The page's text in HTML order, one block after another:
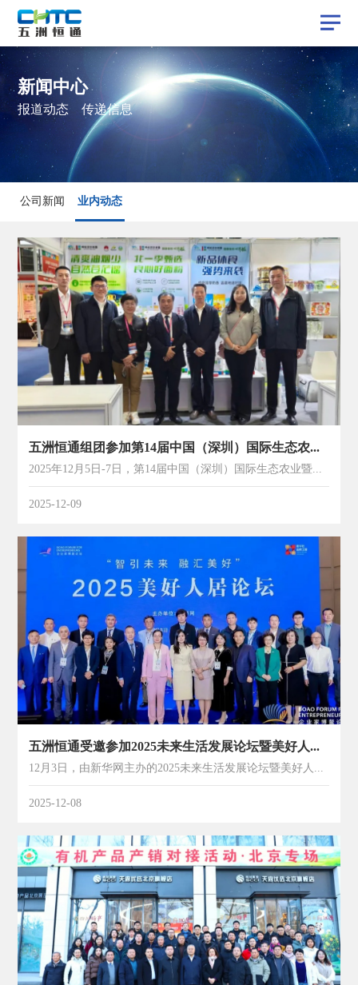
新闻中心
报道动态 传递信息
公司新闻 业内动态
五洲恒通组团参加第14届中国（深圳）国际生态农业暨食材博览会
2025-12-09
五洲恒通受邀参加2025未来生活发展论坛暨美好人居论坛
2025-12-08